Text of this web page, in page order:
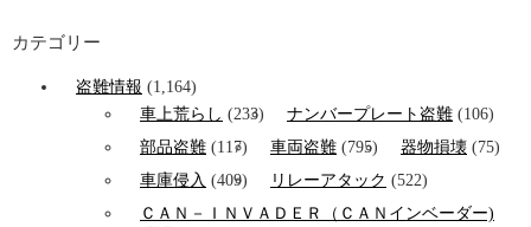
カテゴリー
盗難情報 (1,164)
車上荒らし (233) ナンバープレート盗難 (106)
部品盗難 (117) 車両盗難 (795) 器物損壊 (75)
車庫侵入 (409) リレーアタック (522)
ＣＡＮ－ＩＮＶＡＤＥＲ（ＣＡＮインベーダー)